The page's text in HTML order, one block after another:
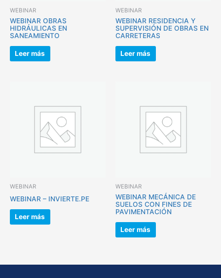
WEBINAR
WEBINAR OBRAS
HIDRÁULICAS EN
SANEAMIENTO
Leer más
WEBINAR
WEBINAR RESIDENCIA Y
SUPERVISIÓN DE OBRAS EN
CARRETERAS
Leer más
WEBINAR
WEBINAR – INVIERTE.PE
Leer más
WEBINAR
WEBINAR MECÁNICA DE
SUELOS CON FINES DE
PAVIMENTACIÓN
Leer más